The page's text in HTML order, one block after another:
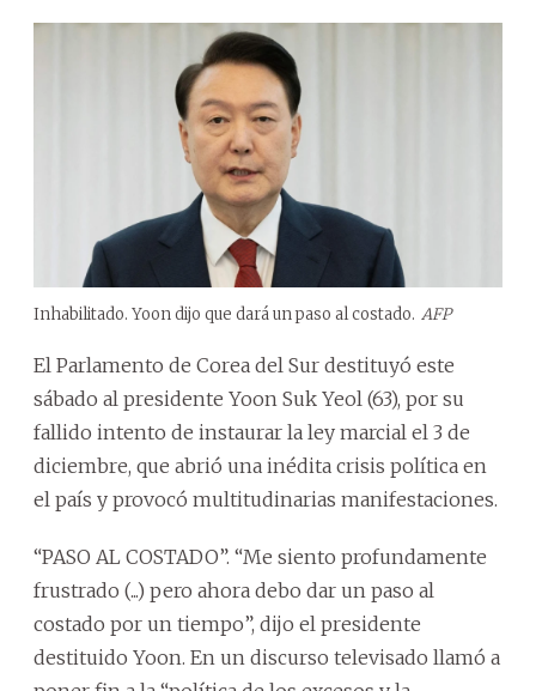
Inhabilitado. Yoon dijo que dará un paso al costado. AFP
El Parlamento de Corea del Sur destituyó este
sábado al presidente Yoon Suk Yeol (63), por su
fallido intento de instaurar la ley marcial el 3 de
diciembre, que abrió una inédita crisis política en
el país y provocó multitudinarias manifestaciones.
“PASO AL COSTADO”. “Me siento profundamente
frustrado (...) pero ahora debo dar un paso al
costado por un tiempo”, dijo el presidente
destituido Yoon. En un discurso televisado llamó a